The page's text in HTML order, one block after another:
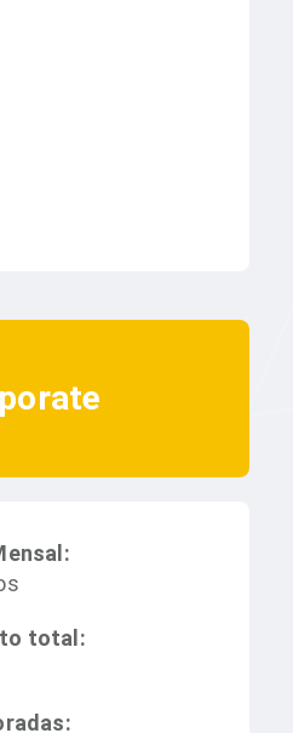
total: